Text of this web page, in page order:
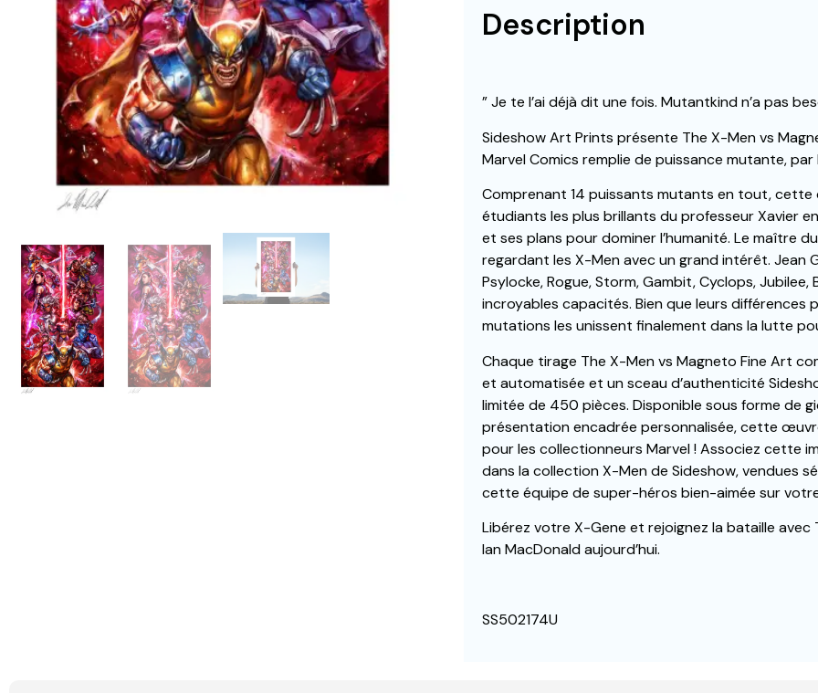
Description
” Je te l’ai déjà dit une fois. Mutantkind n’a pas
Sideshow Art Prints présente The X-Men vs
Marvel Comics remplie de puissance mutante, par
Comprenant 14 puissants mutants en tout,
étudiants les plus brillants du professeur Xavier
et ses plans pour dominer l’humanité. Le maître
regardant les X-Men avec un grand intérêt. Jean
Psylocke, Rogue, Storm, Gambit, Cyclops,
incroyables capacités. Bien que leurs différences
mutations les unissent finalement dans la lutte
Chaque tirage The X-Men vs Magneto Fine Art
et automatisée et un sceau d’authenticité
limitée de 450 pièces. Disponible sous forme de
présentation encadrée personnalisée, cette
pour les collectionneurs Marvel ! Associez cette
dans la collection X-Men de Sideshow, vendues
cette équipe de super-héros bien-aimée sur
Libérez votre X-Gene et rejoignez la bataille
Ian MacDonald aujourd’hui.
SS502174U